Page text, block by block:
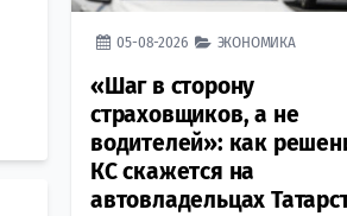
05-08-2026 ЭКОНОМИКА
«Шаг в сторону
страховщиков, а не
водителей»: как
КС скажется на
автовладельцах